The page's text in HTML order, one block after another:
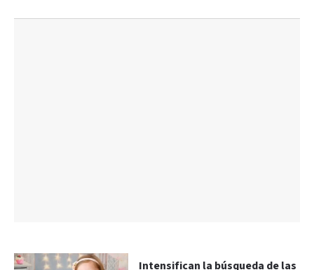
Intensifican la búsqueda de las